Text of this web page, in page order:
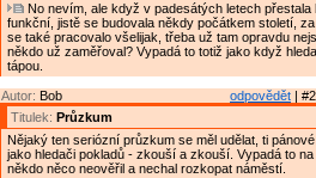
No nevím, ale když v padesátých letech přestala
funkční, jistě se budovala někdy počátkem století,
se také pracovalo všelijak, třeba už tam opravdu
někdo už zaměřoval? Vypadá to totiž jako když
tápou.
odpovědět |
Autor: Bob
Titulek: Průzkum
Nějaký ten seriózní průzkum se měl udělat, ti
jako hledači pokladů - zkouší a zkouší. Vypadá to
někdo něco neověřil a nechal rozkopat náměstí.